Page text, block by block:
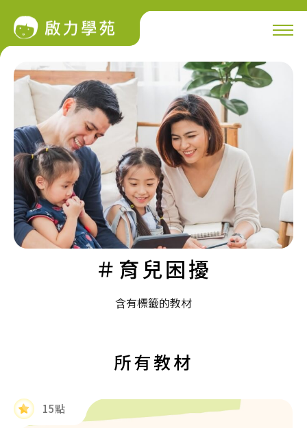
＃育兒困擾
含有標籤的教材
所有教材
15點